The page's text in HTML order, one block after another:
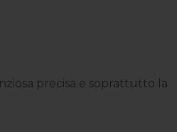
precisa e soprattutto la